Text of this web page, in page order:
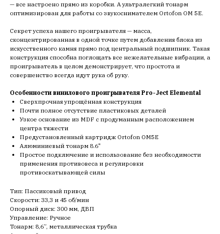
— все настроено прямо из коробки. А ультралегкий тонарм
оптимизирован для работы со звукоснимателем Ortofon OM 5E.
Секрет успеха нашего проигрывателя — масса,
сконцентрированная в одной точке путем добавления блока из
искусственного камня прямо под центральный подшипник. Такая
конструкция способна поглощать все нежелательные вибрации, а
проигрыватель в целом демонстрирует, что простота и
совершенство всегда идут рука об руку.
Особенности винилового проигрывателя Pro-Ject Elemental
Сверхпрочная упрощённая конструкция
Почти полное отсутствие пластиковых деталей
Узкое основание из MDF с продуманным расположением
центра тяжести
Предустановленный картридж Ortofon OM5E
Алюминиевый тонарм 8.6"
Простое подключение и использование без необходимости
применения противовеса и регулировки
противоскатывающей силы
Тип: Пассиковый привод
Скорости: 33,3 и 45 об/мин
Опорный диск: 300 мм, ДВП
Управление: Ручное
Тонарм: 8,6”, металлическая трубка